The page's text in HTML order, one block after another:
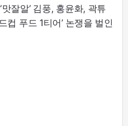
잘알’ 김풍, 홍윤화, 곽튜
컵 푸드 1티어’ 논쟁을 벌인